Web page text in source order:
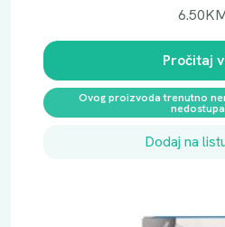
6.50
Pročitaj
Ovog proizvoda trenutno
Dodaj na